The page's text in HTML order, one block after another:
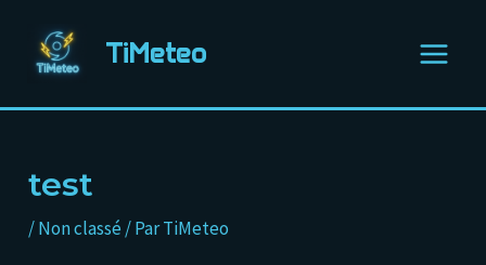
contenu
TiMeteo
Menu
test
/Non classé / ParTiMeteo
articles